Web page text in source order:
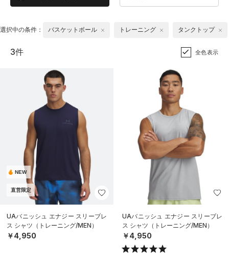
選択中の条件： バスケットボール トレーニング タンクトップ
3件 全色表示
NEW
直営限定
UAバニッシュ エナジー スリーブレ
ス シャツ（トレーニング/MEN）
￥4,950
UAバニッシュ エナジー スリーブレ
ス シャツ（トレーニング/MEN）
￥4,950